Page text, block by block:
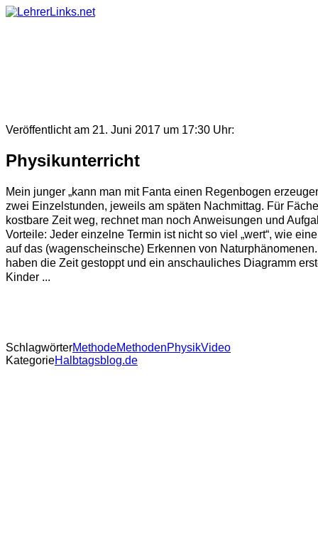
Skip
Veröffentlicht am 21. Juni 2017 um 17:30 Uhr:
Physikunterricht
Mein junger „kann man mit Fanta einen Regenbogen
zwei Einzelstunden, jeweils am späten Nachmittag. Für
kostbare Zeit weg, rechnet man noch Anweisungen und
Vorteile: Jeder einzelne Termin ist nicht so viel „wert“, wie
auf das (wagenscheinsche) Erkennen von
haben die Zeit gestoppt und ein anschauliches Diagramm
Kinder ...
SchlagwörterMethodeMethodenPhysikVideo
KategorieHalbtagsblog.de